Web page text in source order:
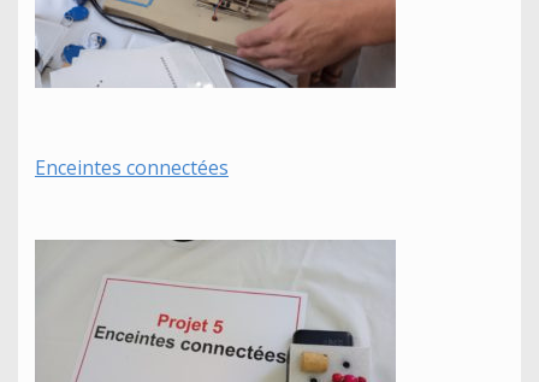
Enceintes connectées